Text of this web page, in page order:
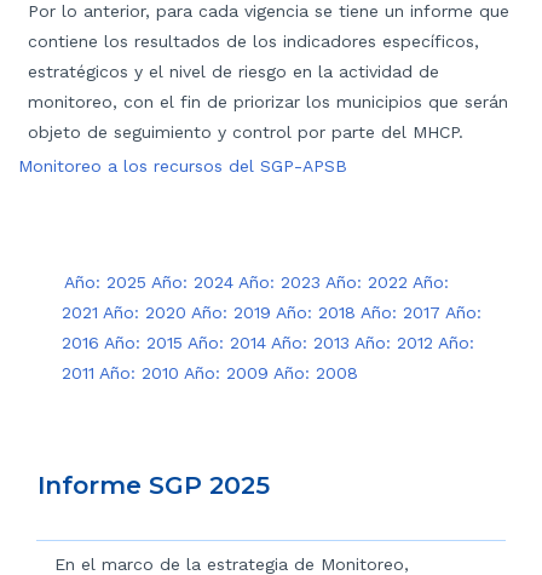
Por lo anterior, para cada vigencia se tiene un informe que
contiene los resultados de los indicadores específicos,
estratégicos y el nivel de riesgo en la actividad de
monitoreo, con el fin de priorizar los municipios que serán
objeto de seguimiento y control por parte del MHCP.
Monitoreo a los recursos del SGP-APSB
Año: 2025 Año: 2024 Año: 2023 Año: 2022 Año:
2021 Año: 2020 Año: 2019 Año: 2018 Año: 2017 Año:
2016 Año: 2015 Año: 2014 Año: 2013 Año: 2012 Año:
2011 Año: 2010 Año: 2009 Año: 2008
Informe SGP 2025
En el marco de la estrategia de Monitoreo,